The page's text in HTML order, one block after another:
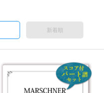
新着順